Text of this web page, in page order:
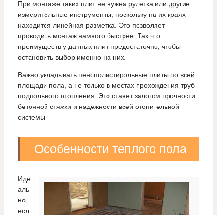
При монтаже таких плит не нужна рулетка или другие
измерительные инструменты, поскольку на их краях
находится линейная разметка. Это позволяет
проводить монтаж намного быстрее. Так что
преимуществ у данных плит предостаточно, чтобы
остановить выбор именно на них.
Важно укладывать пенополистирольные плиты по всей
площади пола, а не только в местах прохождения труб
подпольного отопления. Это станет залогом прочности
бетонной стяжки и надежности всей отопительной
системы.
Особенности теплого пола
Иде
аль
но,
есл